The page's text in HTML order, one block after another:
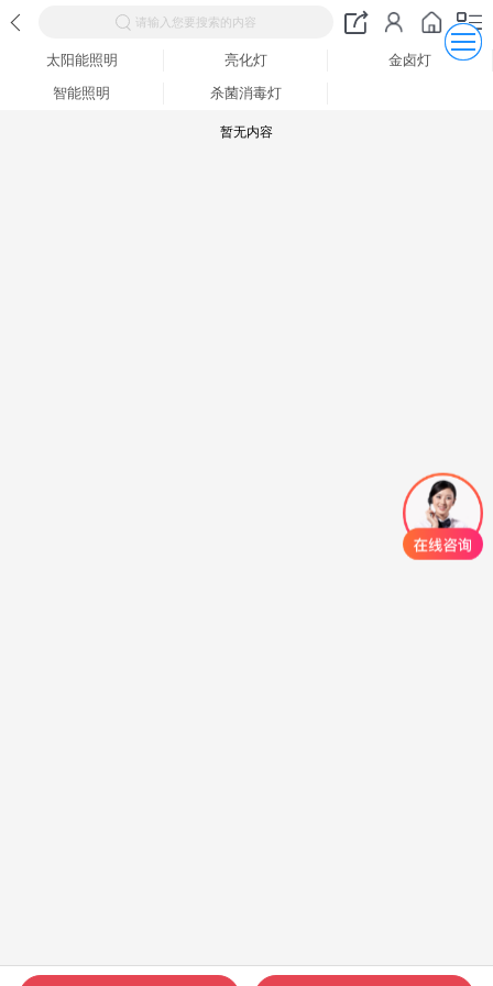
请输入您要搜索的内容
太阳能照明 亮化灯
金卤灯
智能照明
杀菌消毒灯
暂无内容